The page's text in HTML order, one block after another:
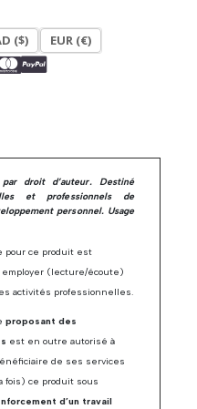
($) EUR (€)
droit d’auteur. Destiné
et professionnels de
personnel. Usage
pour ce produit est
(lecture/écoute)
activités professionnelles.
proposant des
est en outre autorisé à
de ses services
fois) ce produit sous
d’un travail